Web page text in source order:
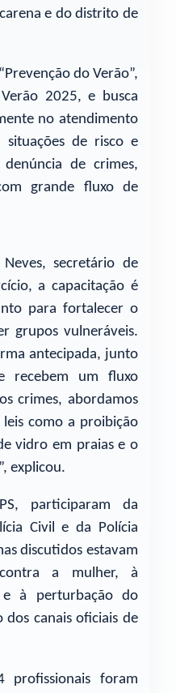
e do distrito de
do Verão”,
2025, e busca
no atendimento
de risco e
de crimes,
grande fluxo de
secretário de
a capacitação é
para fortalecer o
grupos vulneráveis.
antecipada, junto
recebem um fluxo
crimes, abordamos
como a proibição
vidro em praias e o
explicou.
participaram da
Civil e da Polícia
discutidos estavam
a mulher, à
e à perturbação do
dos canais oficiais de
profissionais foram